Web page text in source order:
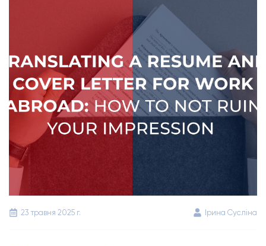
23 травня 2025 г. Ірина Сусліна